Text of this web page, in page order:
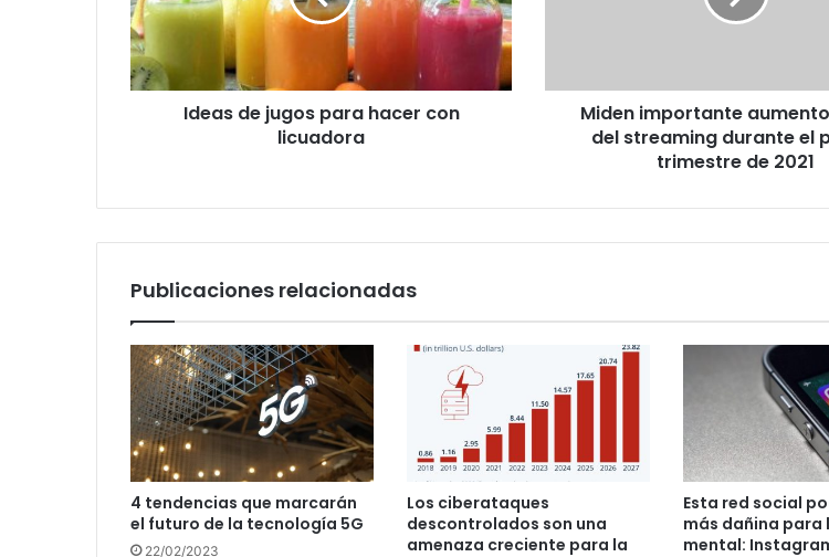
con
licuadora
Ideas de jugos para hacer con
licuadora
primer
trimestreMiden importante
del streaming durante el
trimestre de 2021
Publicaciones relacionadas
4 tendencias que marcarán
el futuro de la tecnología 5G
22/02/2023
Los ciberataques
descontrolados son una
amenaza creciente para la
Esta red social
más dañina para
mental: